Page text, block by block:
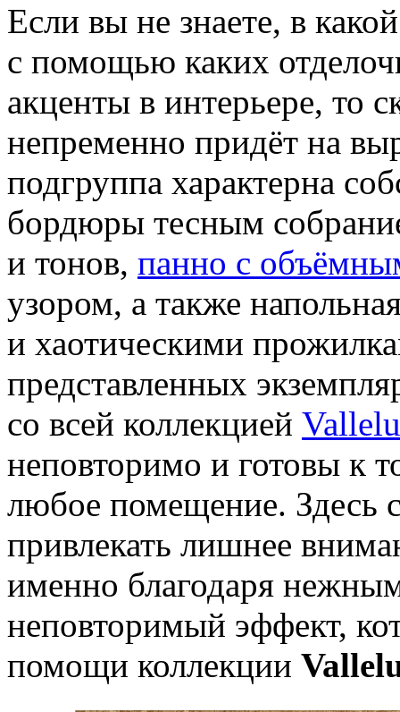
Если вы не знаете, в
с помощью каких
акценты в интерьере, то
непременно придёт на
подгруппа характерна
бордюры тесным
и тонов, панно с
узором, а также
и хаотическими
представленных
со всей коллекцией
неповторимо и готовы к
любое помещение. Здесь
привлекать лишнее
именно благодаря
неповторимый эффект,
помощи коллекции